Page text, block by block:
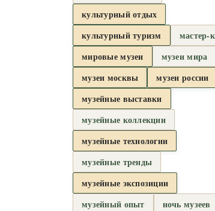
культурный отдых
культурный туризм
мастер-
мировые музеи
музеи мира
музеи москвы
музеи россии
музейные выставки
музейные коллекции
музейные технологии
музейные тренды
музейные экспозиции
музейный опыт
ночь музеев